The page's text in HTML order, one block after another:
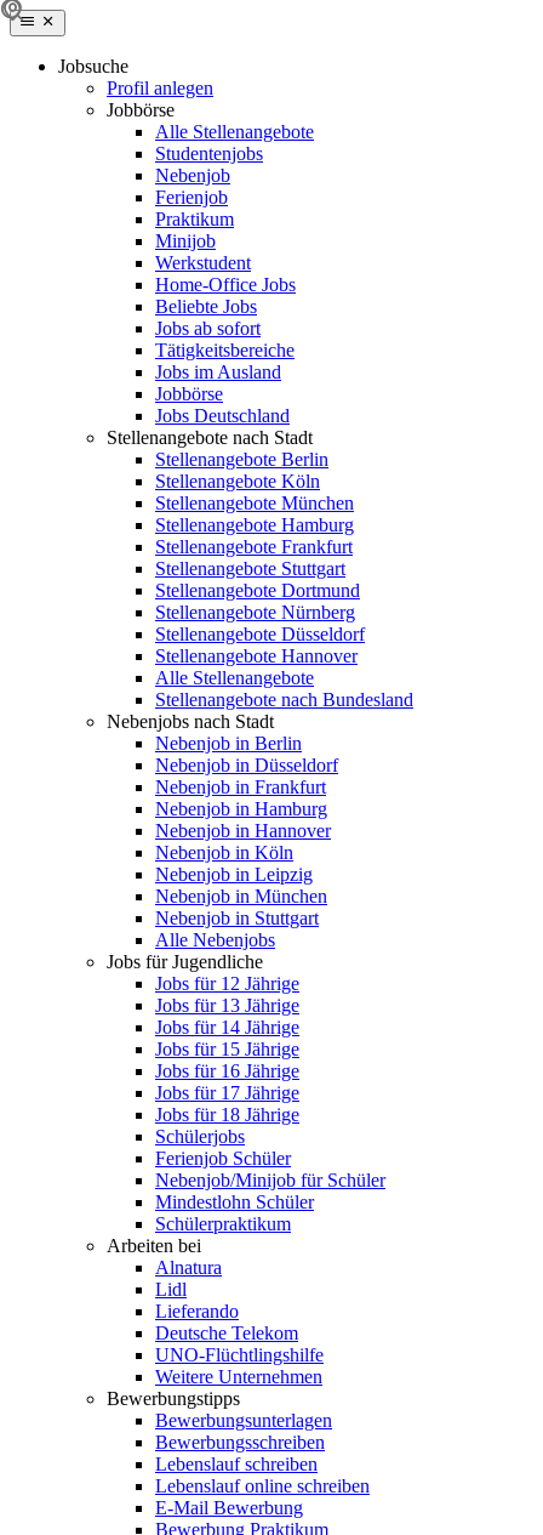
Jobsuche
Profil anlegen
Jobbörse
Alle Stellenangebote
Studentenjobs
Nebenjob
Ferienjob
Praktikum
Minijob
Werkstudent
Home-Office Jobs
Beliebte Jobs
Jobs ab sofort
Tätigkeitsbereiche
Jobs im Ausland
Jobbörse
Jobs Deutschland
Stellenangebote nach Stadt
Stellenangebote Berlin
Stellenangebote Köln
Stellenangebote München
Stellenangebote Hamburg
Stellenangebote Frankfurt
Stellenangebote Stuttgart
Stellenangebote Dortmund
Stellenangebote Nürnberg
Stellenangebote Düsseldorf
Stellenangebote Hannover
Alle Stellenangebote
Stellenangebote nach Bundesland
Nebenjobs nach Stadt
Nebenjob in Berlin
Nebenjob in Düsseldorf
Nebenjob in Frankfurt
Nebenjob in Hamburg
Nebenjob in Hannover
Nebenjob in Köln
Nebenjob in Leipzig
Nebenjob in München
Nebenjob in Stuttgart
Alle Nebenjobs
Jobs für Jugendliche
Jobs für 12 Jährige
Jobs für 13 Jährige
Jobs für 14 Jährige
Jobs für 15 Jährige
Jobs für 16 Jährige
Jobs für 17 Jährige
Jobs für 18 Jährige
Schülerjobs
Ferienjob Schüler
Nebenjob/Minijob für Schüler
Mindestlohn Schüler
Schülerpraktikum
Arbeiten bei
Alnatura
Lidl
Lieferando
Deutsche Telekom
UNO-Flüchtlingshilfe
Weitere Unternehmen
Bewerbungstipps
Bewerbungsunterlagen
Bewerbungsschreiben
Lebenslauf schreiben
Lebenslauf online schreiben
E-Mail Bewerbung
Bewerbung Praktikum